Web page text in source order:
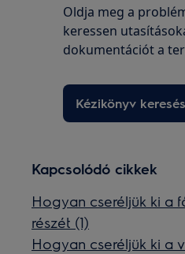
Oldja meg a
keressen
dokumentációt a
Kézikönyv
Kapcsolódó cikkek
Hogyan cseréljük ki a
részét (1)
Hogyan cseréljük ki a